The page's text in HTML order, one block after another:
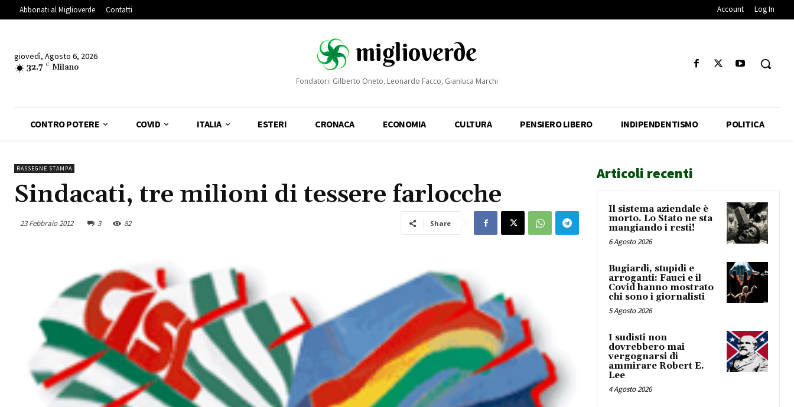
Abbonati al Miglioverde Contatti Account Log In
giovedì, Agosto 6, 2026
32.7 C Milano
Fondatori: Gilberto Oneto, Leonardo Facco, Gianluca Marchi
CONTRO POTERE COVID ITALIA ESTERI CRONACA ECONOMIA CULTURA PENSIERO LIBERO INDIPENDENTISMO POLITICA
RASSEGNE STAMPA
Sindacati, tre milioni di tessere farlocche
23 Febbraio 2012 3 82 Share
Articoli recenti
Il sistema aziendale è
morto. Lo Stato ne sta
mangiando i resti!
6 Agosto 2026
Bugiardi, stupidi e
arroganti: Fauci e il
Covid hanno mostrato
chi sono i giornalisti
5 Agosto 2026
I sudisti non
dovrebbero mai
vergognarsi di
ammirare Robert E.
Lee
4 Agosto 2026